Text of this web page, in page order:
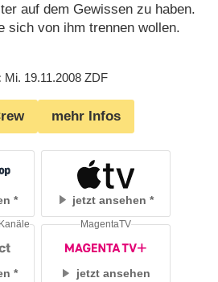
auf dem Gewissen zu haben.
sich von ihm trennen wollen.
Mi. 19.11.2008 ZDF
mehr Infos
jetzt ansehen
jetzt ansehen
MagentaTV